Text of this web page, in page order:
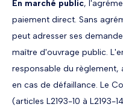
En marché public,
paiement direct. Sans
peut adresser ses
maître d'ouvrage public.
responsable du règlement,
en cas de défaillance. Le
(articles L2193-10 à L2193-